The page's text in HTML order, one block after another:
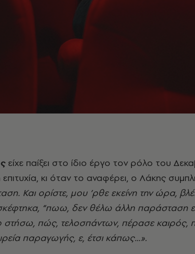
είχε παίξει στο ίδιο έργο τον ρόλο του
κι όταν το αναφέρει, ο Λάκης
Και ορίστε, μου ’ρθε εκείνη την ώρα,
“πωω, δεν θέλω άλλη παράσταση
στήσω, πώς, τελοσπάντων, πέρασε καιρός,
παραγωγής, ε, έτσι κάπως…».